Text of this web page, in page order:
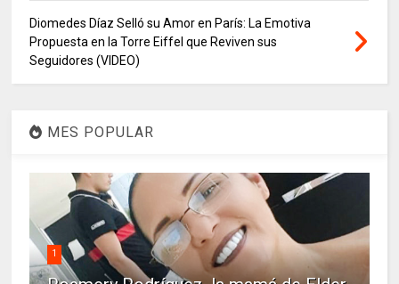
Diomedes Díaz Selló su Amor en París: La Emotiva
Propuesta en la Torre Eiffel que Reviven sus
Seguidores (VIDEO)
MES POPULAR
1